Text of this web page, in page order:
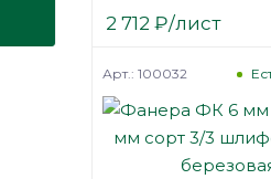
шлифованная
березовая
2 712 ₽/лист
Арт.: 100032